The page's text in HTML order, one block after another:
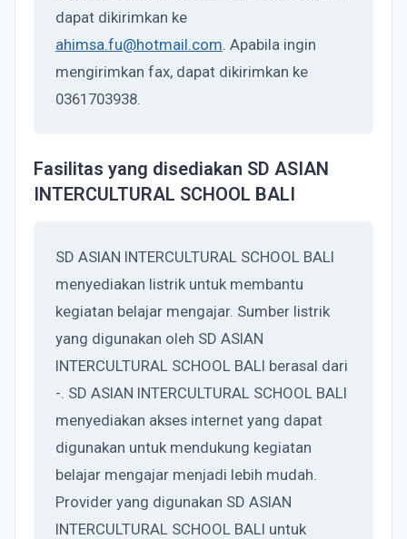
dapat dikirimkan ke
ahimsa.fu@hotmail.com. Apabila ingin
mengirimkan fax, dapat dikirimkan ke
0361703938.
Fasilitas yang disediakan SD ASIAN
INTERCULTURAL SCHOOL BALI
SD ASIAN INTERCULTURAL SCHOOL BALI
menyediakan listrik untuk membantu
kegiatan belajar mengajar. Sumber listrik
yang digunakan oleh SD ASIAN
INTERCULTURAL SCHOOL BALI berasal dari
-. SD ASIAN INTERCULTURAL SCHOOL BALI
menyediakan akses internet yang dapat
digunakan untuk mendukung kegiatan
belajar mengajar menjadi lebih mudah.
Provider yang digunakan SD ASIAN
INTERCULTURAL SCHOOL BALI untuk